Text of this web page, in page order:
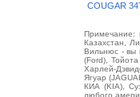
COUGAR
Примечание:
Казахстан,
Вильнюс - вы
(Ford),
Харлей-
Ягуар
КИА (KIA),
любого